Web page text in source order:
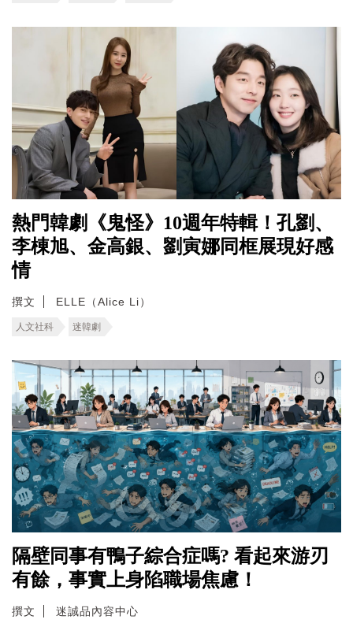
熱門韓劇《鬼怪》10週年特輯！孔劉、
李棟旭、金高銀、劉寅娜同框展現好感
情
撰文 ELLE（Alice Li）
人文社科 迷韓劇
隔壁同事有鴨子綜合症嗎? 看起來游刃
有餘，事實上身陷職場焦慮！
撰文 迷誠品內容中心